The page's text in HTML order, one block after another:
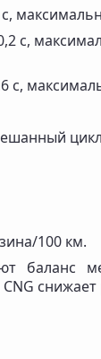
с,
с,
100 км.
баланс